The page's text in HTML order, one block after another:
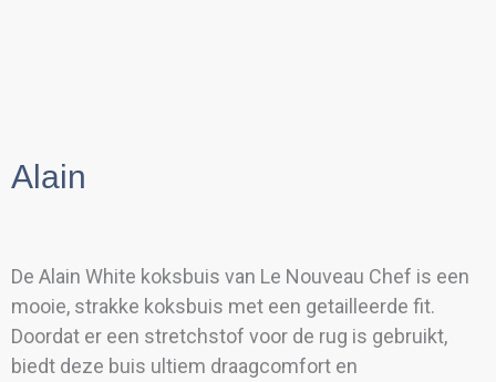
Alain
De Alain White koksbuis van Le Nouveau Chef is een
mooie, strakke koksbuis met een getailleerde fit.
Doordat er een stretchstof voor de rug is gebruikt,
biedt deze buis ultiem draagcomfort en